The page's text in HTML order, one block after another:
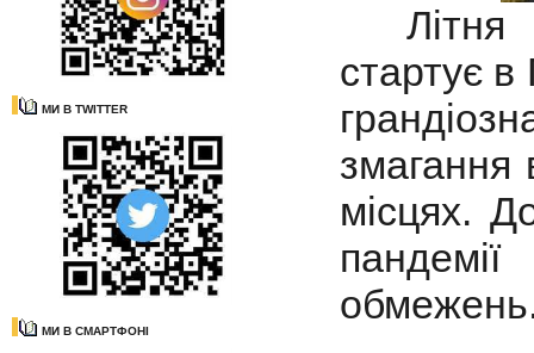
МИ В TWITTER
МИ В СМАРТФОНІ
Літня
стартує в
змагання
місцях.